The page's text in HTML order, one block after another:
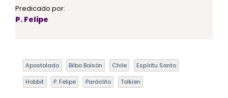
Predicado por:
P. Felipe
Apostolado Bilbo Bolsón Chile Espíritu Santo
Hobbit P. Felipe Paráclito Tolkien